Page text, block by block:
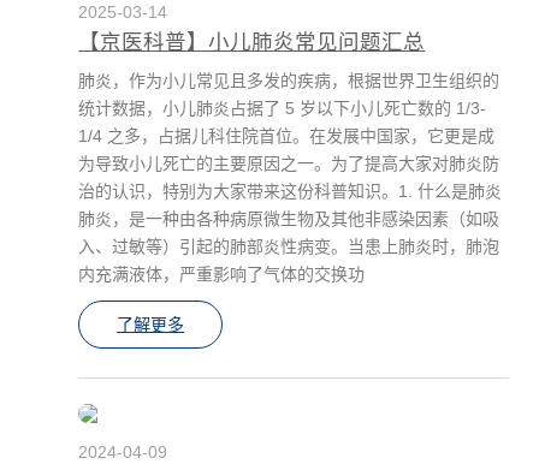
2025-03-14
【京医科普】小儿肺炎常见问题汇总
肺炎，作为小儿常见且多发的疾病，根据世界卫生组织的
统计数据，小儿肺炎占据了 5 岁以下小儿死亡数的 1/3-
1/4 之多，占据儿科住院首位。在发展中国家，它更是成
为导致小儿死亡的主要原因之一。为了提高大家对肺炎防
治的认识，特别为大家带来这份科普知识。1. 什么是肺炎
肺炎，是一种由各种病原微生物及其他非感染因素（如吸
入、过敏等）引起的肺部炎性病变。当患上肺炎时，肺泡
内充满液体，严重影响了气体的交换功
了解更多
2024-04-09